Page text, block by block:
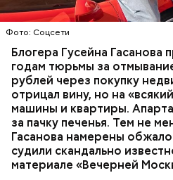
Фото: Соцсети
Блогера Гусейна Гасанова
годам тюрьмы за
рублей через покупку
отрицал вину, но на
машины и квартиры.
за пачку печенья. Тем не
Гасанова намерены
судили скандально
материале «Вечерней